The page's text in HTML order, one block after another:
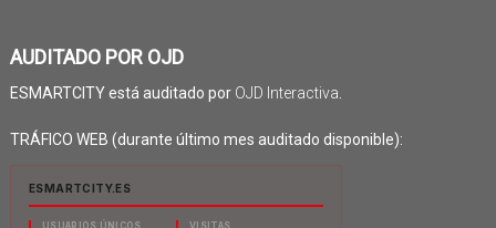
AUDITADO POR OJD
ESMARTCITY está auditado por OJD Interactiva.
TRÁFICO WEB (durante último mes auditado disponible):